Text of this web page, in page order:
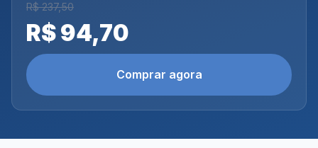
R$ 237,50
R$ 94,70
Comprar agora